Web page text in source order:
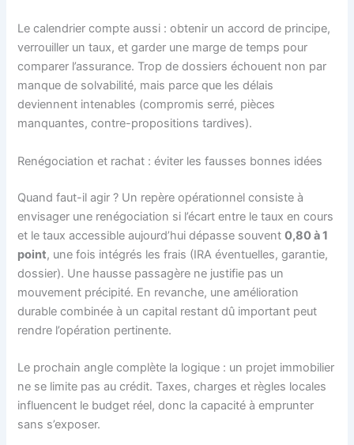
Le calendrier compte aussi : obtenir un accord de principe,
verrouiller un taux, et garder une marge de temps pour
comparer l’assurance. Trop de dossiers échouent non par
manque de solvabilité, mais parce que les délais
deviennent intenables (compromis serré, pièces
manquantes, contre-propositions tardives).
Renégociation et rachat : éviter les fausses bonnes idées
Quand faut-il agir ? Un repère opérationnel consiste à
envisager une renégociation si l’écart entre le taux en cours
et le taux accessible aujourd’hui dépasse souvent0,80 à 1
point, une fois intégrés les frais (IRA éventuelles, garantie,
dossier). Une hausse passagère ne justifie pas un
mouvement précipité. En revanche, une amélioration
durable combinée à un capital restant dû important peut
rendre l’opération pertinente.
Le prochain angle complète la logique : un projet immobilier
ne se limite pas au crédit. Taxes, charges et règles locales
influencent le budget réel, donc la capacité à emprunter
sans s’exposer.